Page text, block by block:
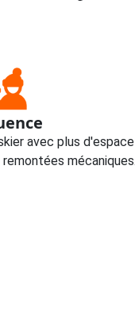
avec plus d'espace
mécaniques.